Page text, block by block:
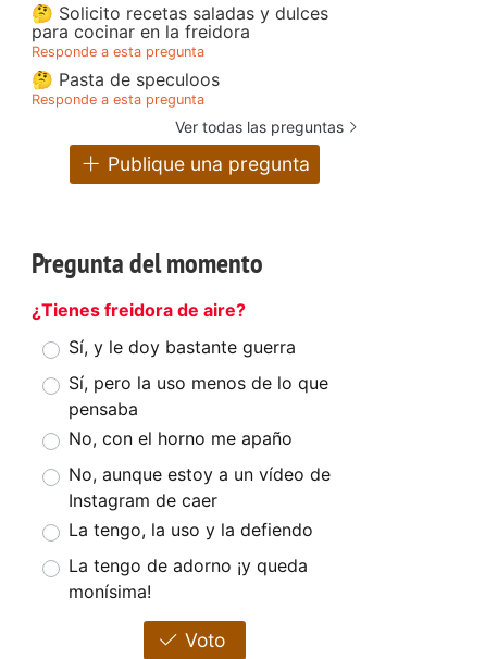
🤔 Solicito recetas saladas y dulces
para cocinar en la freidora
Responde a esta pregunta
🤔 Pasta de speculoos
Responde a esta pregunta
Ver todas las preguntas
Publique una pregunta
Pregunta del momento
¿Tienes freidora de aire?
Sí, y le doy bastante guerra
Sí, pero la uso menos de lo que
pensaba
No, con el horno me apaño
No, aunque estoy a un vídeo de
Instagram de caer
La tengo, la uso y la defiendo
La tengo de adorno ¡y queda
monísima!
Voto